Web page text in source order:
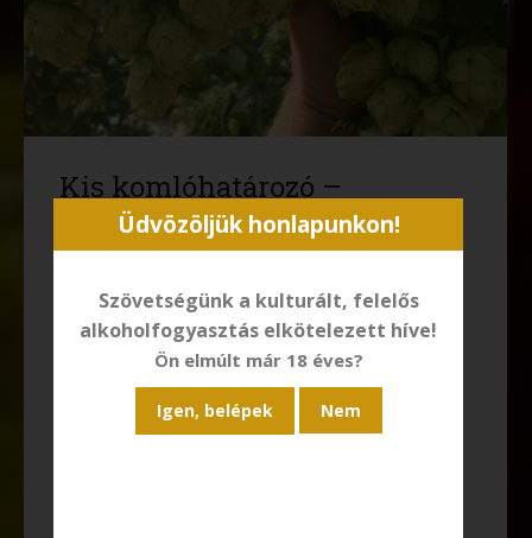
Kis komlóhatározó –
Amerikai komlók 1. –
nagy boom
Az USA Németország mögött (34e tonna/év) még
második legnagyobb komlótermelő a világon,
azonban – az amerikai sörforradalommal
Üdvözöljük honlapunkon!
Szövetségünk a kulturált, felelős
alkoholfogyasztás elkötelezett híve!
Ön elmúlt már 18 éves?